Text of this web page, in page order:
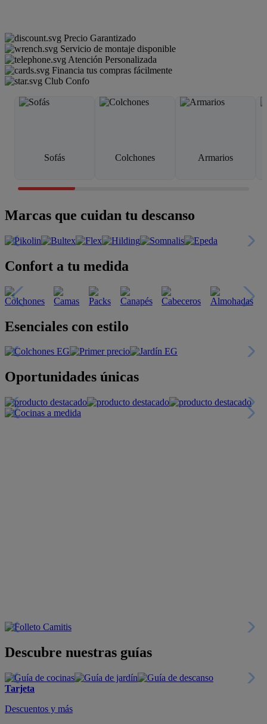
Precio Garantizado
Servicio de montaje disponible
Atención Personalizada
Financia tus compras fácilmente
Club Confo
Sofás Colchones Armarios
Marcas que cuidan tu descanso
Confort a tu medida
Esenciales con estilo
Oportunidades únicas
Descubre nuestras guías
Tarjeta
Descuentos y más